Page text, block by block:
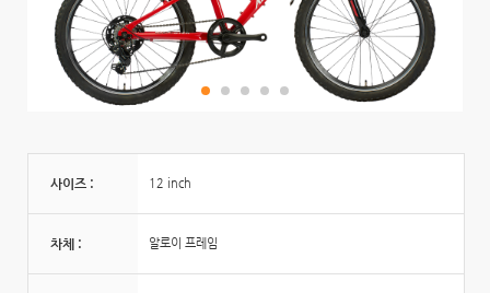
사이즈 : 12 inch
차체 : 알로이 프레임